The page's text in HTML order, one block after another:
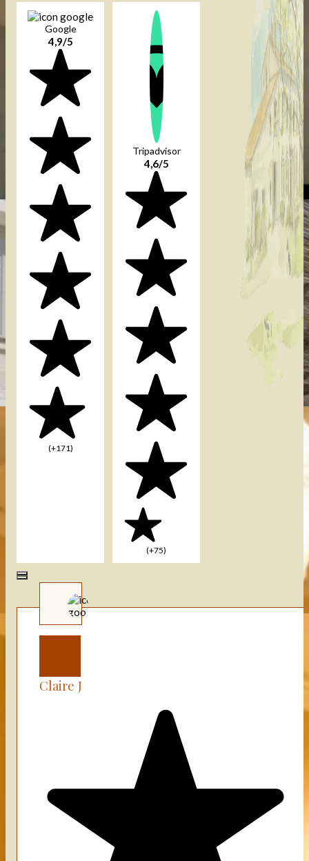
Google
4,9/5
(+171)
Tripadvisor
4,6/5
(+75)
Claire J